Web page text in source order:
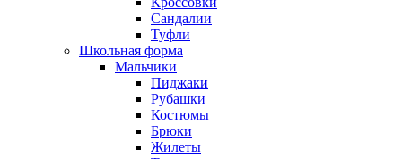
Сандалии
Туфли
Школьная форма
Мальчики
Пиджаки
Рубашки
Костюмы
Брюки
Жилеты